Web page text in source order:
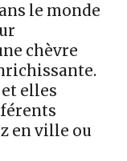
le monde
chèvre
elles
en ville ou